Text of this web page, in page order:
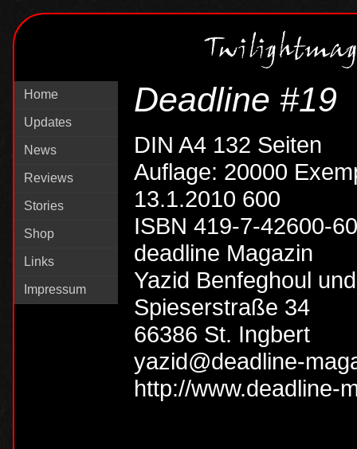
Home
Updates
News
Reviews
Stories
Shop
Links
Impressum
Deadline #19
DIN A4 132 Seiten
Auflage: 20000
13.1.2010 600
ISBN 419-7-42600-
deadline Magazin
Yazid Benfeghoul
Spieserstraße 34
66386 St. Ingbert
yazid@deadline-
http://www.deadline-